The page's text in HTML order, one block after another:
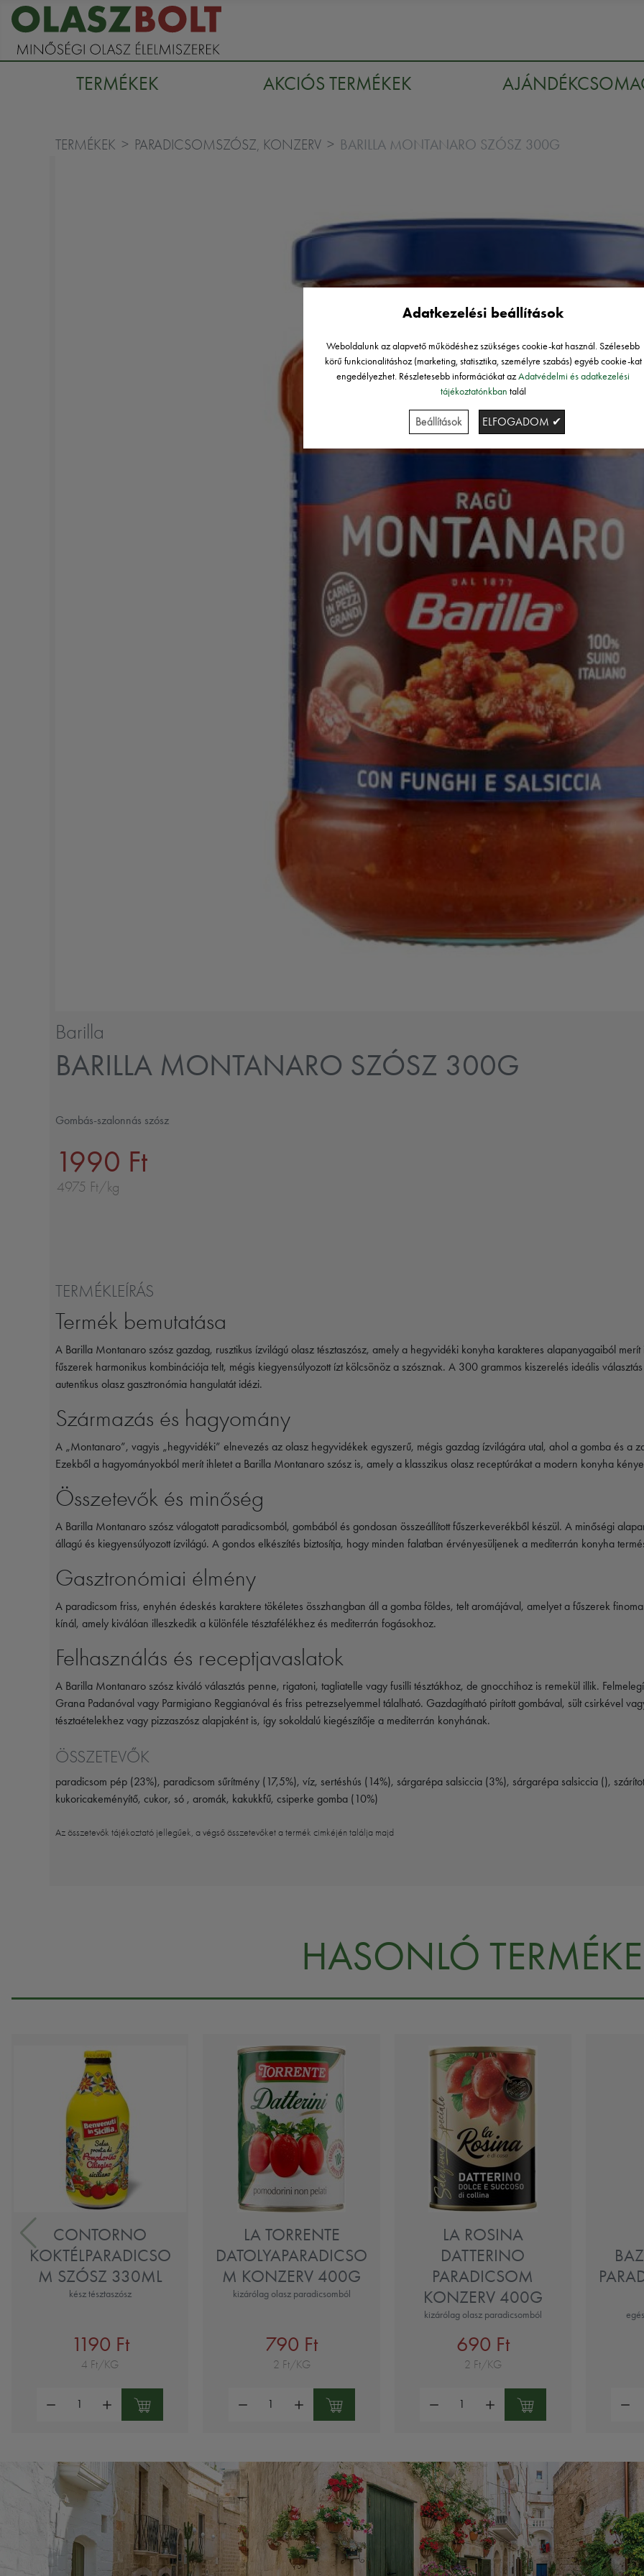
TERMÉKEK AKCIÓS TERMÉKEK
TERMÉKEK PARADICSOMSZÓSZ, KONZERV BARILLA MONTANARO SZÓSZ 300G
Barilla
BARILLA MONTANARO SZÓSZ 300G
Gombás-szalonnás szósz
1990 Ft
4975 Ft/kg
TERMÉKLEÍRÁS
Termék bemutatása
A Barilla Montanaro szósz gazdag, rusztikus ízvilágú olasz tésztaszósz, amely a hegyvidéki konyha karakteres alapanyagaiból
fűszerek harmonikus kombinációja telt, mégis kiegyensúlyozott ízt kölcsönöz a szósznak. A 300 grammos kiszerelés ideális
autentikus olasz gasztronómia hangulatát idézi.
Származás és hagyomány
A „Montanaro”, vagyis „hegyvidéki” elnevezés az olasz hegyvidékek egyszerű, mégis gazdag ízvilágára utal, ahol a gomba és a
Ezekből a hagyományokból merít ihletet a Barilla Montanaro szósz is, amely a klasszikus olasz receptúrákat a modern konyha
Összetevők és minőség
A Barilla Montanaro szósz válogatott paradicsomból, gombából és gondosan összeállított fűszerkeverékből készül. A minőségi
állagú és kiegyensúlyozott ízvilágú. A gondos elkészítés biztosítja, hogy minden falatban érvényesüljenek a mediterrán konyha
Gasztronómiai élmény
A paradicsom friss, enyhén édeskés karaktere tökéletes összhangban áll a gomba földes, telt aromájával, amelyet a fűszerek
kínál, amely kiválóan illeszkedik a különféle tésztafélékhez és mediterrán fogásokhoz.
Felhasználás és receptjavaslatok
A Barilla Montanaro szósz kiváló választás penne, rigatoni, tagliatelle vagy fusilli tésztákhoz, de gnocchihoz is remekül illik.
Grana Padanóval vagy Parmigiano Reggianóval és friss petrezselyemmel tálalható. Gazdagítható pirított gombával, sült csirkével
tésztaételekhez vagy pizzaszósz alapjaként is, így sokoldalú kiegészítője a mediterrán konyhának.
ÖSSZETEVŐK
paradicsom pép (23%), paradicsom sűrítmény (17,5%), víz, sertéshús (14%), sárgarépa salsiccia (3%), sárgarépa salsiccia (),
kukoricakeményítő, cukor, só , aromák, kakukkfű, csiperke gomba (10%)
Az összetevők tájékoztató jellegűek, a végső összetevőket a termék cimkéjén találja majd
HASONLÓ
CONTORNO
KOKTÉLPARADICSO
M SZÓSZ 330ML
kész tésztaszósz
1190 Ft
4 Ft/KG
LA TORRENTE
DATOLYAPARADICSO
M KONZERV 400G
kizárólag olasz paradicsomból
790 Ft
2 Ft/KG
LA ROSINA
DATTERINO
PARADICSOM
KONZERV 400G
kizárólag olasz paradicsomból
690 Ft
2 Ft/KG
Adatkezelési beállítások
Weboldalunk az alapvető működéshez szükséges cookie-kat használ. Szélesebb
körű funkcionalitáshoz (marketing, statisztika, személyre szabás) egyéb cookie-kat
engedélyezhet. Részletesebb információkat azAdatvédelmi és adatkezelési
tájékoztatónkban talál
Beállítások ELFOGADOM ✔